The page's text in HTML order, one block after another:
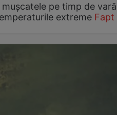
pe timp de
extreme Fapt